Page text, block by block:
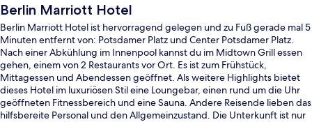
Berlin Marriott Hotel
Berlin Marriott Hotel ist hervorragend gelegen und zu Fuß gerade mal 5
Minuten entfernt von: Potsdamer Platz und Center Potsdamer Platz.
Nach einer Abkühlung im Innenpool kannst du im Midtown Grill essen
gehen, einem von 2 Restaurants vor Ort. Es ist zum Frühstück,
Mittagessen und Abendessen geöffnet. Als weitere Highlights bietet
dieses Hotel im luxuriösen Stil eine Loungebar, einen rund um die Uhr
geöffneten Fitnessbereich und eine Sauna. Andere Reisende lieben das
hilfsbereite Personal und den Allgemeinzustand. Die Unterkunft ist nur